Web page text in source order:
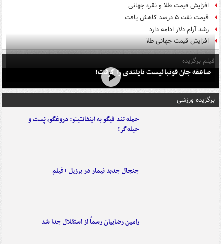
افزایش قیمت طلا و نقره جهانی
قیمت نفت ۵ درصد کاهش یافت
رشد آرام دلار ادامه دارد
افزایش قیمت جهانی طلا
فیلم برگزیده
صاعقه جان فوتبالیست تایلندی را گرفت!
برگزیده ورزشی
حمله تند فیگو به اینفانتینو: دروغگو، پَست‌ و
حیله‌گر!
جنجال جدید نیمار در برزیل +فیلم
رامین رضاییان رسماً از استقلال جدا شد